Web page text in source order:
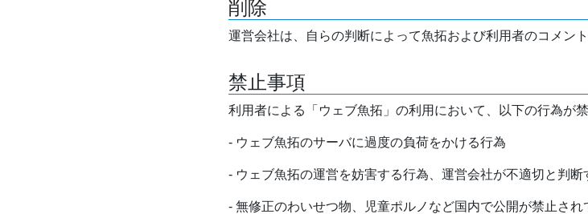
削除
運営会社は、自らの判断によって魚拓および利用者のコメン
禁止事項
利用者による「ウェブ魚拓」の利用において、以下の行為が禁
- ウェブ魚拓のサーバに過度の負荷をかける行為
- ウェブ魚拓の運営を妨害する行為、運営会社が不適切と判断
- 無修正のわいせつ物、児童ポルノなど国内で公開が禁止され